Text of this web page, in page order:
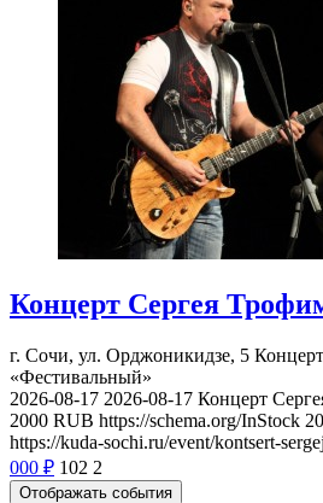
Концерт Сергея
г. Сочи, ул. Орджоникидзе, 5
«Фестивальный»
2026-08-17 2026-08-17 Концерт
2000 RUB https://schema.org/InStock
https://kuda-sochi.ru/event/kontsert-
000 ₽ 102 2
Отображать события